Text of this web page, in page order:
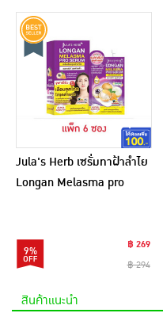
Jula's Herb เซรั่มทาฝ้าลำไย
Longan Melasma pro
9%
฿ 269
฿ 294
สินค้าแนะนำ